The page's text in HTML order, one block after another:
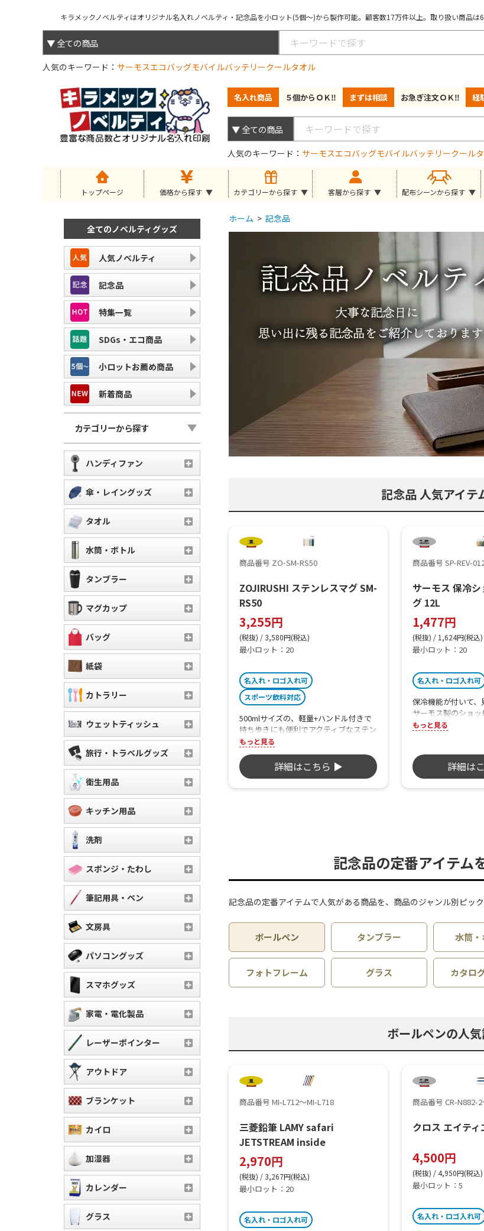
キラメックノベルティはオリジナル名入れノベルティ・記念品を小ロット(5個～)から製作可能。顧客数17万件以上。取り扱い商品は
人気のキーワード サーモスエコバッグモバイルバッテリークールタオル
名入れ商品 ５個からＯＫ‼ まずは相談 お急ぎ注文ＯＫ‼ 経
人気のキーワード サーモスエコバッグモバイルバッテリークール
トップページ 価格から探す カテゴリーから探す 客層から探す 配布シーンから探す
全てのノベルティグッズ
人気ノベルティ
記念品
特集一覧
SDGs・エコ商品
小ロットお薦め商品
新着商品
カテゴリーから探す
ハンディファン
傘・レイングッズ
タオル
水筒・ボトル
タンブラー
マグカップ
バッグ
紙袋
カトラリー
ウェットティッシュ
旅行・トラベルグッズ
衛生用品
キッチン用品
洗剤
スポンジ・たわし
筆記用具・ペン
文房具
パソコングッズ
スマホグッズ
家電・電化製品
レーザーポインター
アウトドア
ブランケット
カイロ
加湿器
カレンダー
グラス
ホーム > 記念品
記念品 人気アイテ
商品番号 ZO-SM-RS50
ZOJIRUSHI ステンレスマグ SM-
RS50
3,255円
(税抜) / 3,580円(税込)
最小ロット：20
名入れ・ロゴ入れ可
スポーツ飲料対応
500mlサイズの、軽量+ハンドル付きで
持ち歩きにも便利でアクティブなステン
レスマグ。パッキンを分解する必要がな
いシームレスせんと食洗機対応タイプ
で、お手入れも非常に簡単です。
もっと見る
詳細はこちら ▶
商品番号 SP-REV-
サーモス 保冷
グ 12L
1,477円
(税抜) / 1,624円(税込)
最小ロット：20
名入れ・ロゴ入れ可
保冷機能が付いて
サーモス製のショ
グ。スリム＆コンパ
す。
もっと見る
詳細は
記念品の定番アイテム
記念品の定番アイテムで人気がある商品を、商品のジャンル別ピッ
ボールペン タンブラー 水筒
フォトフレーム グラス カタロ
ボールペンの人
商品番号 MI-L712～MI-L718
三菱鉛筆 LAMY safari
JETSTREAM inside
2,970円
(税抜) / 3,267円(税込)
最小ロット：20
名入れ・ロゴ入れ可
商品番号 CR-N882-
クロス エイティ
4,500円
(税抜) / 4,950円(税込)
最小ロット：5
名入れ・ロゴ入れ可